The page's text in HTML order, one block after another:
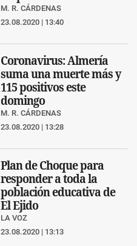
M. R. CÁRDENAS
23.08.2020 | 13:40
Coronavirus: Almería
suma una muerte más y
115 positivos este
domingo
M. R. CÁRDENAS
23.08.2020 | 13:28
Plan de Choque para
responder a toda la
población educativa de
El Ejido
LA VOZ
23.08.2020 | 13:13